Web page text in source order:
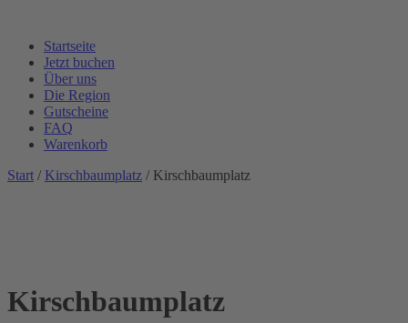
Startseite
Jetzt buchen
Über uns
Die Region
Gutscheine
FAQ
Warenkorb
Start / Kirschbaumplatz / Kirschbaumplatz
Kirschbaumplatz